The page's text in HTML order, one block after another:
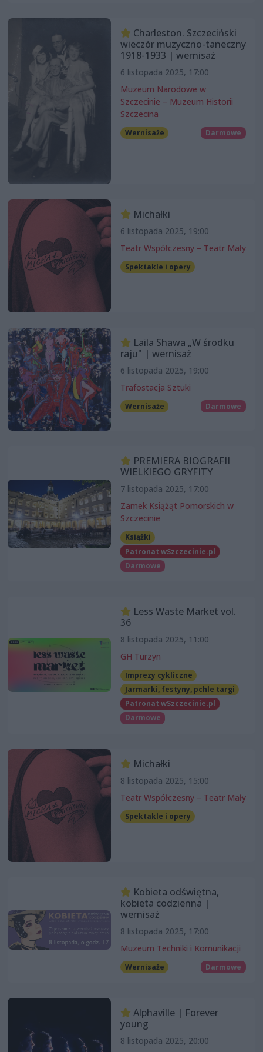
Charleston. Szczeciński
wieczór muzyczno-taneczny
1918-1933 | wernisaż
6 listopada 2025, 17:00
Muzeum Narodowe w
Szczecinie – Muzeum Historii
Szczecina
Wernisaże Darmowe
Michałki
6 listopada 2025, 19:00
Teatr Współczesny – Teatr Mały
Spektakle i opery
Laila Shawa „W środku
raju" | wernisaż
6 listopada 2025, 19:00
Trafostacja Sztuki
Wernisaże Darmowe
PREMIERA BIOGRAFII
WIELKIEGO GRYFITY
7 listopada 2025, 17:00
Zamek Książąt Pomorskich w
Szczecinie
Książki
Patronat wSzczecinie.pl
Darmowe
Less Waste Market vol.
36
8 listopada 2025, 11:00
GH Turzyn
Imprezy cykliczne
Jarmarki, festyny, pchle targi
Patronat wSzczecinie.pl
Darmowe
Michałki
8 listopada 2025, 15:00
Teatr Współczesny – Teatr Mały
Spektakle i opery
Kobieta odświętna,
kobieta codzienna |
wernisaż
8 listopada 2025, 17:00
Muzeum Techniki i Komunikacji
Wernisaże Darmowe
Alphaville | Forever
young
8 listopada 2025, 20:00